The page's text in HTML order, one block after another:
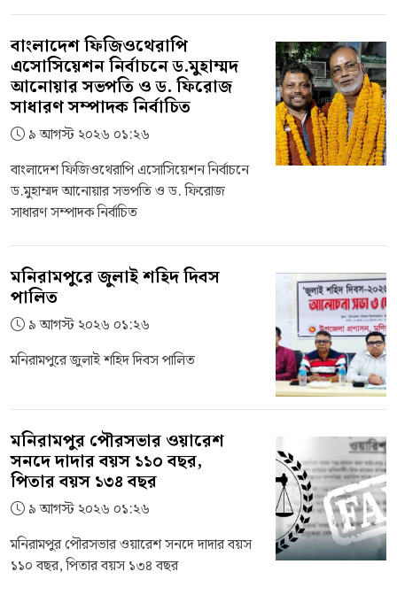
বাংলাদেশ ফিজিওথেরাপি
এসোসিয়েশন নির্বাচনে ড.মুহাম্মদ
আনোয়ার সভপতি ও ড. ফিরোজ
সাধারণ সম্পাদক নির্বাচিত
৯ আগস্ট ২০২৬ ০১:২৬
বাংলাদেশ ফিজিওথেরাপি এসোসিয়েশন নির্বাচনে
ড.মুহাম্মদ আনোয়ার সভপতি ও ড. ফিরোজ
সাধারণ সম্পাদক নির্বাচিত
মনিরামপুরে জুলাই শহিদ দিবস
পালিত
৯ আগস্ট ২০২৬ ০১:২৬
মনিরামপুরে জুলাই শহিদ দিবস পালিত
মনিরামপুর পৌরসভার ওয়ারেশ
সনদে দাদার বয়স ১১০ বছর,
পিতার বয়স ১৩৪ বছর
৯ আগস্ট ২০২৬ ০১:২৬
মনিরামপুর পৌরসভার ওয়ারেশ সনদে দাদার বয়স
১১০ বছর, পিতার বয়স ১৩৪ বছর